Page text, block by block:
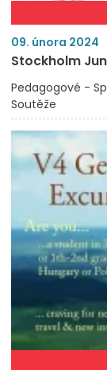
09. února 2024
Stockholm
Pedagogové -
Soutěže